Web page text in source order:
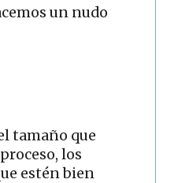
un nudo
tamaño que
los
estén bien